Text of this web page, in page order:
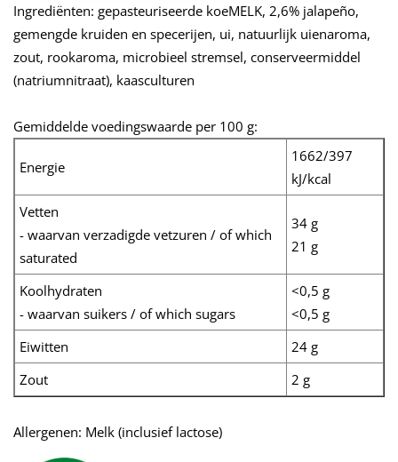
Ingrediënten: gepasteuriseerde koeMELK, 2,6% jalapeño,
gemengde kruiden en specerijen, ui, natuurlijk uienaroma,
zout, rookaroma, microbieel stremsel, conserveermiddel
(natriumnitraat), kaasculturen
Gemiddelde voedingswaarde per 100 g:
Energie
1662/397
kJ/kcal
Vetten
- waarvan verzadigde vetzuren / of which
saturated
34 g
21 g
Koolhydraten
- waarvan suikers / of which sugars
<0,5 g
<0,5 g
Eiwitten
24 g
Zout
2 g
Allergenen: Melk (inclusief lactose)